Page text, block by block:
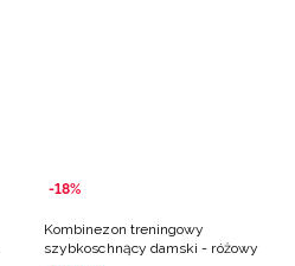
-18%
Kombinezon treningowy
szybkoschnący damski - różowy